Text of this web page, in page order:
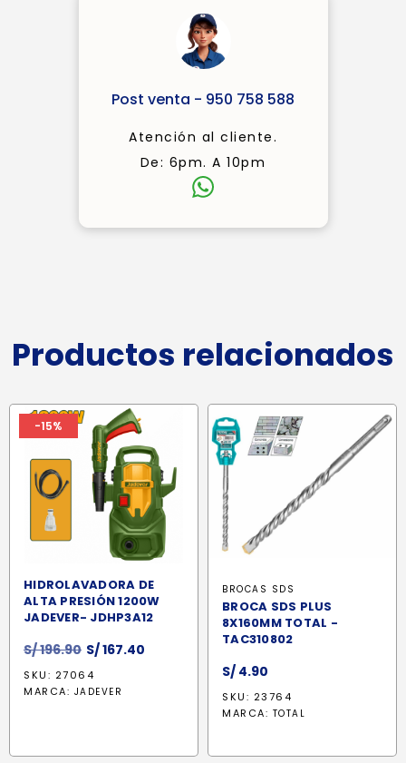
Post venta - 950 758 588
Atención al cliente.
De: 6pm. A 10pm
Productos relacionados
-15%
HIDROLAVADORA DE
ALTA PRESIÓN 1200W
JADEVER- JDHP3A12
S/196.90 El
precio
original
S/167.40
SKU: 27064
MARCA: JADEVER
BROCAS SDS
BROCA SDS PLUS
8X160MM TOTAL -
TAC310802
S/ 4.90
SKU: 23764
MARCA: TOTAL